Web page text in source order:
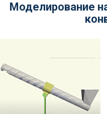
Моделирование